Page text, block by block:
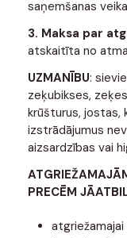
saņemšanas
3. Maksa par
atskaitīta no
UZMANĪBU:
zeķubikses,
krūšturus, jostas,
izstrādājumus
aizsardzības vai
PRECĒM